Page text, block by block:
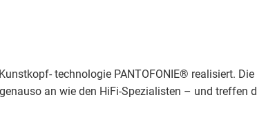
technologie PANTOFONIE® realisiert. Die
an wie den HiFi-Spezialisten – und treffen